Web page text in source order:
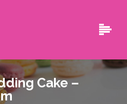
Cake –